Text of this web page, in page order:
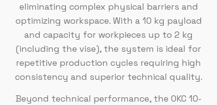
eliminating complex physical barriers and
optimizing workspace. With a 10 kg payload
and capacity for workpieces up to 2 kg
(including the vise), the system is ideal for
repetitive production cycles requiring high
consistency and superior technical quality.
Beyond technical performance, the OKC 10-